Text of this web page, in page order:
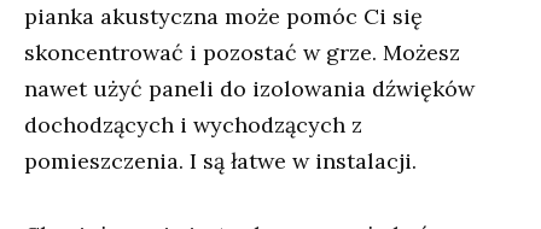
pianka akustyczna może pomóc Ci się
skoncentrować i pozostać w grze. Możesz
nawet użyć paneli do izolowania dźwięków
dochodzących i wychodzących z
pomieszczenia. I są łatwe w instalacji.